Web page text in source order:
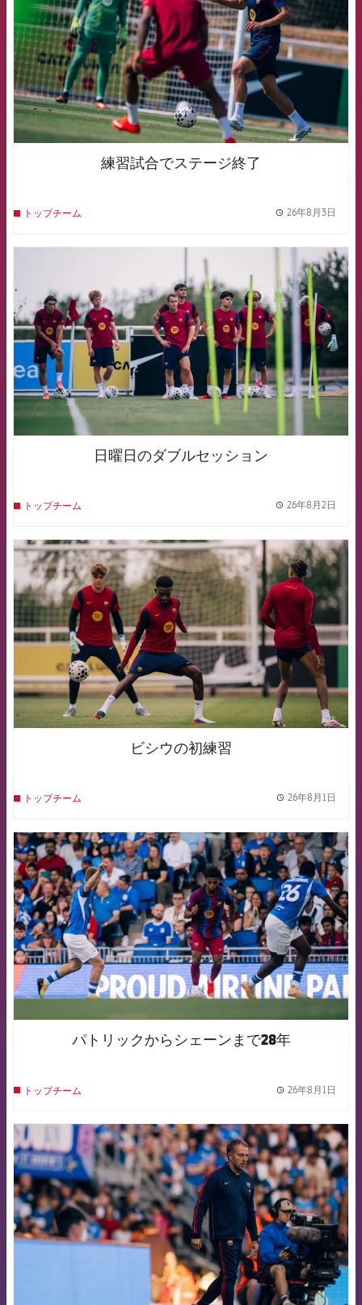
練習試合でステージ終了
トップチーム 26年8月3日
日曜日のダブルセッション
トップチーム 26年8月2日
FCB Barcelona badge
ビシウの初練習
トップチーム 26年8月1日
FCB Barcelona badge
パトリックからシェーンまで28年
トップチーム 26年8月1日
FCB Barcelona badge